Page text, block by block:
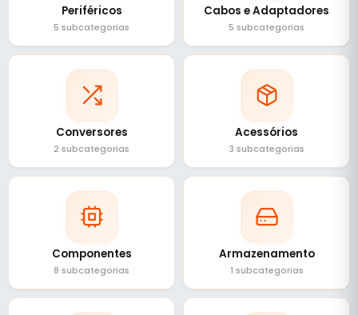
Periféricos
5 subcategorias
Cabos e Adaptadores
5 subcategorias
Conversores
2 subcategorias
Acessórios
3 subcategorias
Componentes
8 subcategorias
Armazenamento
1 subcategorias